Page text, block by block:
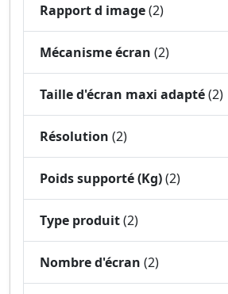
Rapport d image(2)
Mécanisme écran (2)
Taille d'écran maxi adapté(2)
Résolution (2)
Poids supporté (Kg)(2)
Type produit(2)
Nombre d'écran (2)